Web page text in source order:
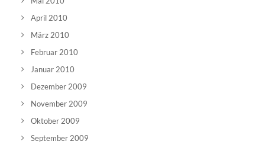
April 2010
März 2010
Februar 2010
Januar 2010
Dezember 2009
November 2009
Oktober 2009
September 2009